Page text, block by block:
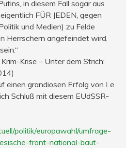
in diesem Fall sogar aus
FÜR JEDEN, gegen
und Medien) zu Felde
Herrschern angefeindet wird,
Krise – Unter dem Strich:
einen grandiosen Erfolg von Le
Schluß mit diesem EUdSSR-
politik/europawahl/umfrage-
front-national-baut-